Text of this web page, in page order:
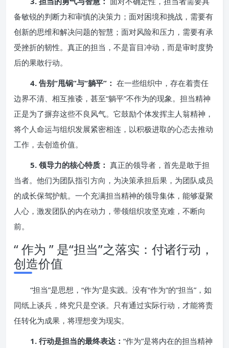
备敏锐的判断力和审慎的决策力；面对困境和挑战，需要有
创新的思维和解决问题的智慧；面对风险和压力，需要有承
受挫折的韧性。真正的担当，不是盲目冲动，而是审时度势
后的果敢行动。
4. 告别“甩锅”与“躺平”： 在一些组织中，存在着责任
边界不清、相互推诿，甚至“躺平”不作为的现象。担当精神
正是为了摒弃这些不良风气。它鼓励个体发挥主人翁精神，
将个人命运与组织发展紧密相连，以积极进取的心态去推动
工作，去创造价值。
5. 领导力的核心特质： 真正的领导者，首先是敢于担
当者。他们为团队指引方向，为决策承担后果，为团队成员
的成长保驾护航。一个充满担当精神的领导集体，能够凝聚
人心，激发团队的内在动力，带领组织攻坚克难，不断向
前。
“ 作为 ” 是“担当”之落实：付诸行动，
创造价值
“担当”是思想，“作为”是实践。没有“作为”的“担当”，如
同纸上谈兵，终究只是空谈。只有通过实际行动，才能将责
任转化为成果，将理想变为现实。
1. 行动是担当的最终表达： “作为”是将内在的担当精神